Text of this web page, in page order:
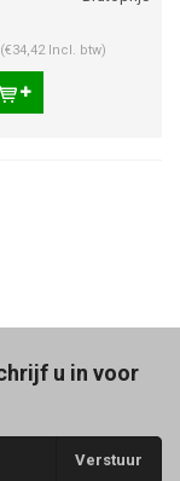
(€34,42 Incl. btw)
u in voor
Verstuur